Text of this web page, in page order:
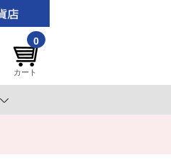
0
カート